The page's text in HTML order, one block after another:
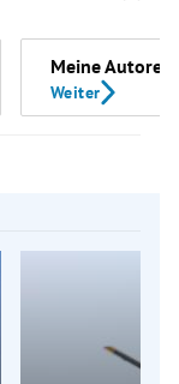
Meine Autoren
Weiter